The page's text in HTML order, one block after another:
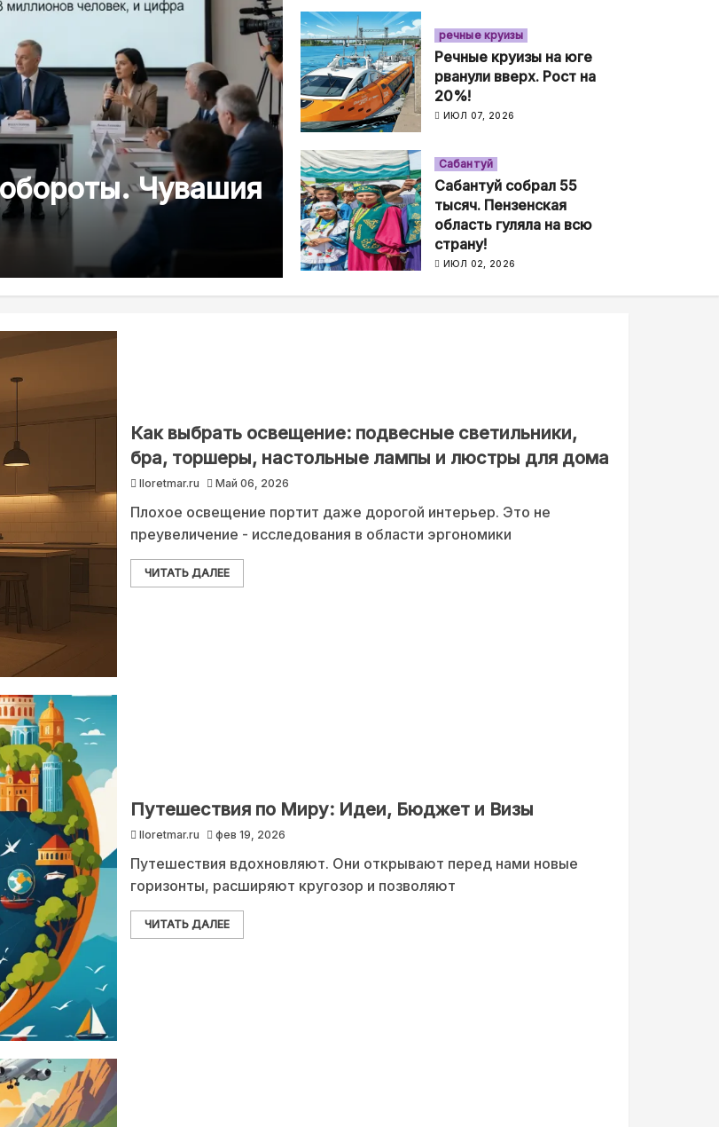
Чувашия
речные круизы
Речные круизы на юге
рванули вверх. Рост на
20%!
ИЮЛ 07, 2026
Сабантуй
Сабантуй собрал 55
тысяч. Пензенская
область гуляла на всю
страну!
ИЮЛ 02, 2026
Как выбрать освещение: подвесные светильники,
бра, торшеры, настольные лампы и люстры для дома
lloretmar.ru Май 06, 2026
Плохое освещение портит даже дорогой интерьер. Это не
преувеличение - исследования в области эргономики
ЧИТАТЬ ДАЛЕЕ
Путешествия по Миру: Идеи, Бюджет и Визы
lloretmar.ru фев 19, 2026
Путешествия вдохновляют. Они открывают перед нами новые
горизонты, расширяют кругозор и позволяют
ЧИТАТЬ ДАЛЕЕ